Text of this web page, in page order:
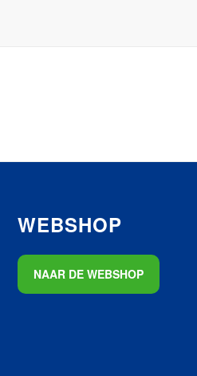
WEBSHOP
NAAR DE WEBSHOP